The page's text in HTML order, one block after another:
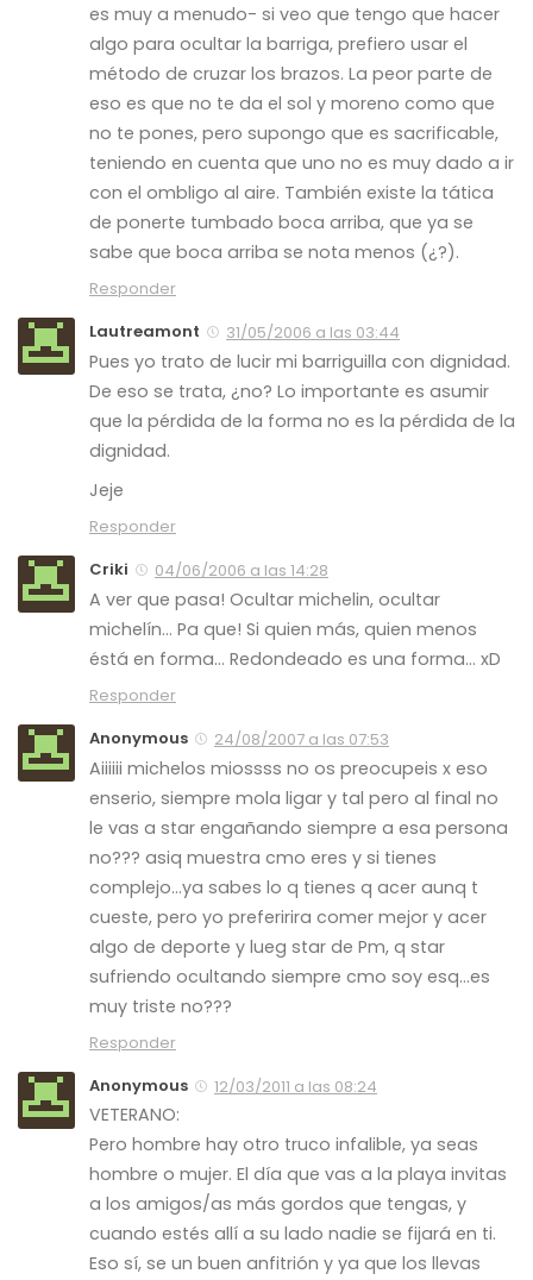
es muy a menudo- si veo que tengo que hacer
algo para ocultar la barriga, prefiero usar el
método de cruzar los brazos. La peor parte de
eso es que no te da el sol y moreno como que
no te pones, pero supongo que es sacrificable,
teniendo en cuenta que uno no es muy dado a ir
con el ombligo al aire. También existe la tática
de ponerte tumbado boca arriba, que ya se
sabe que boca arriba se nota menos (¿?).
Responder
Lautreamont
31/05/2006 a las 03:44
Pues yo trato de lucir mi barriguilla con dignidad.
De eso se trata, ¿no? Lo importante es asumir
que la pérdida de la forma no es la pérdida de la
dignidad.
Jeje
Responder
Criki
04/06/2006 a las 14:28
A ver que pasa! Ocultar michelin, ocultar
michelín… Pa que! Si quien más, quien menos
éstá en forma… Redondeado es una forma… xD
Responder
Anonymous
24/08/2007 a las 07:53
Aiiiiii michelos miossss no os preocupeis x eso
enserio, siempre mola ligar y tal pero al final no
le vas a star engañando siempre a esa persona
no??? asiq muestra cmo eres y si tienes
complejo…ya sabes lo q tienes q acer aunq t
cueste, pero yo preferirira comer mejor y acer
algo de deporte y lueg star de Pm, q star
sufriendo ocultando siempre cmo soy esq…es
muy triste no???
Responder
Anonymous
12/03/2011 a las 08:24
VETERANO:
Pero hombre hay otro truco infalible, ya seas
hombre o mujer. El día que vas a la playa invitas
a los amigos/as más gordos que tengas, y
cuando estés allí a su lado nadie se fijará en ti.
Eso sí, se un buen anfitrión y ya que los llevas